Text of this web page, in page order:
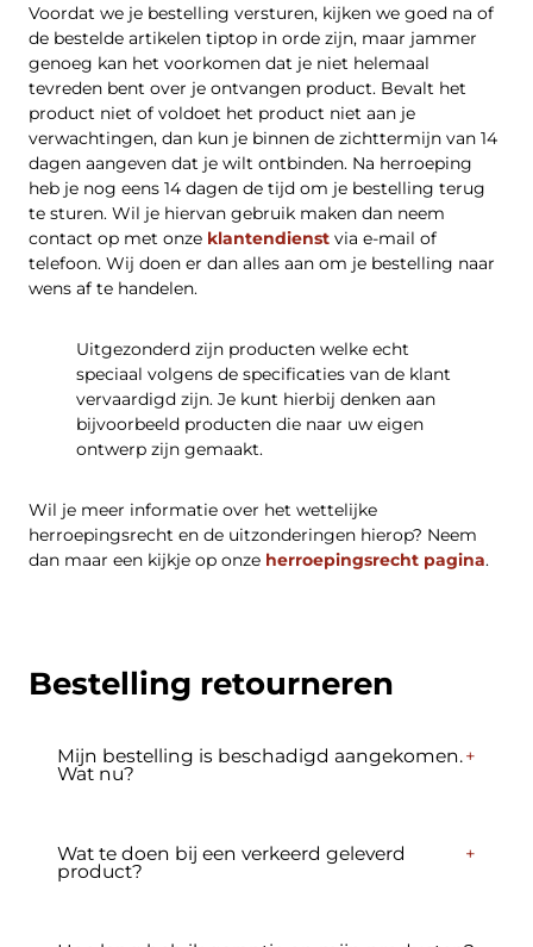
Voordat we je bestelling versturen, kijken we goed na of
de bestelde artikelen tiptop in orde zijn, maar jammer
genoeg kan het voorkomen dat je niet helemaal
tevreden bent over je ontvangen product. Bevalt het
product niet of voldoet het product niet aan je
verwachtingen, dan kun je binnen de zichttermijn van 14
dagen aangeven dat je wilt ontbinden. Na herroeping
heb je nog eens 14 dagen de tijd om je bestelling terug
te sturen. Wil je hiervan gebruik maken dan neem
contact op met onze klantendienst via e-mail of
telefoon. Wij doen er dan alles aan om je bestelling naar
wens af te handelen.
Uitgezonderd zijn producten welke echt
speciaal volgens de specificaties van de klant
vervaardigd zijn. Je kunt hierbij denken aan
bijvoorbeeld producten die naar uw eigen
ontwerp zijn gemaakt.
Wil je meer informatie over het wettelijke
herroepingsrecht en de uitzonderingen hierop? Neem
dan maar een kijkje op onze herroepingsrecht pagina.
Bestelling retourneren
Mijn bestelling is beschadigd aangekomen.
Wat nu?
bezorging. Maak een foto van de beschadiging en
neem onmiddellijk contact op met onze
Wat te doen bij een verkeerd geleverd
product?
er dan voor zorgen dat het juiste product alsnog